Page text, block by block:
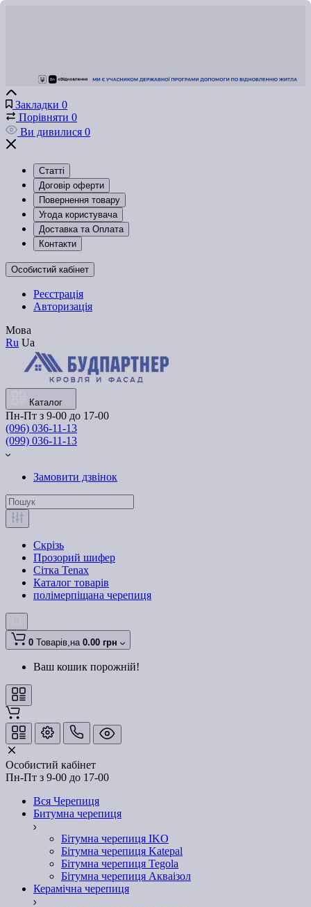
Закладки 0
Порівняти 0
Ви дивилися 0
Статті
Договір оферти
Повернення товару
Угода користувача
Доставка та Оплата
Контакти
Особистий кабінет
Реєстрація
Авторизація
Мова
Ru Ua
Каталог
Пн-Пт з 9-00 до 17-00
(096) 036-11-13
(099) 036-11-13
Замовити дзвінок
Скрізь
Прозорий шифер
Сітка Tenax
Каталог товарів
полімерпіщана черепиця
0 Товарів,на 0.00 грн
Ваш кошик порожній!
Особистий кабінет
Пн-Пт з 9-00 до 17-00
Вся Черепиця
Битумна черепиця
Бітумна черепиця IKO
Бітумна черепиця Katepal
Бітумна черепиця Tegola
Бітумна черепиця Акваізол
Керамічна черепиця